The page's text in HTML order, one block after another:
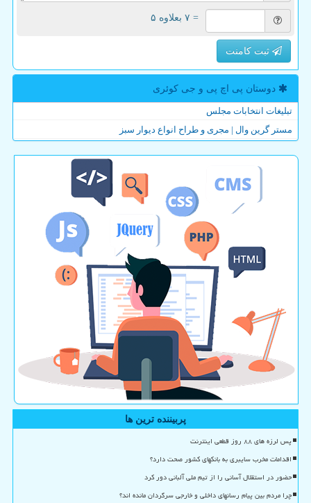
= ۷ بعلاوه ۵
ثبت کامنت
دوستان پی اچ پی و جی كوئری
تبلیغات انتخابات مجلس
مستر گرین وال | مجری و طراح انواع دیوار سبز
پربیننده ترین ها
پس لرزه های ۸۸ روز قطعی اینترنت
اقدامات مخرب سایبری به بانکهای کشور صحت دارد؟
حضور در استقلال آسانی را از تیم ملی آلبانی دور کرد
چرا مردم بین پیام رسانهای داخلی و خارجی سرگردان مانده اند؟